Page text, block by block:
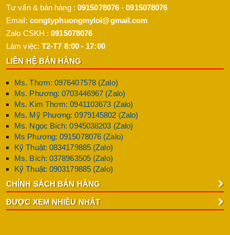
Tư vấn & bán hàng : 0915078076 -0915078076
Email: congtyphuongmyloi@gmail.com
Zalo CSKH :0915078076
Làm việc: T2-T7 8:00 - 17:00
LIÊN HỆ BÁN HÀNG
Ms. Thơm: 0976407578 (Zalo)
Ms. Phương: 0703446967 (Zalo)
Ms. Kim Thơm: 0941103673 (Zalo)
Ms. Mỹ Phương: 0979145802 (Zalo)
Ms. Ngọc Bích: 0945038203 (Zalo)
Ms Phương: 0915078076 (Zalo)
Kỹ Thuật: 0834179885 (Zalo)
Ms. Bích: 0378963505 (Zalo)
Kỹ Thuật: 0903179885 (Zalo)
CHÍNH SÁCH BÁN HÀNG
ĐƯỢC XEM NHIỀU NHẤT